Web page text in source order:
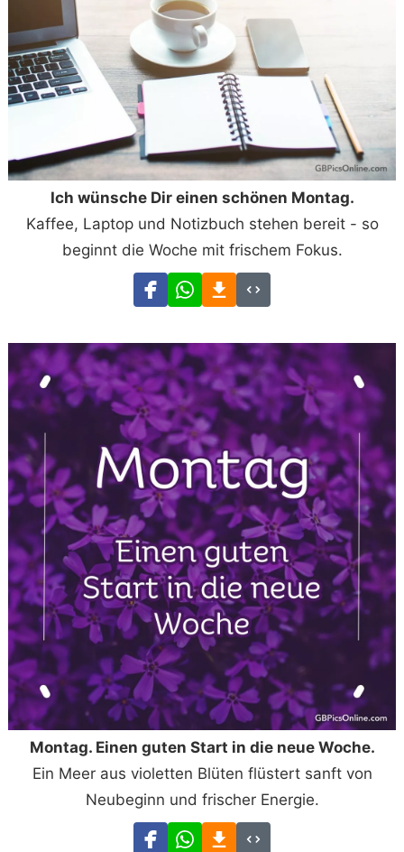
Ich wünsche Dir einen schönen Montag.
Kaffee, Laptop und Notizbuch stehen bereit - so
beginnt die Woche mit frischem Fokus.
Montag. Einen guten Start in die neue Woche.
Ein Meer aus violetten Blüten flüstert sanft von
Neubeginn und frischer Energie.